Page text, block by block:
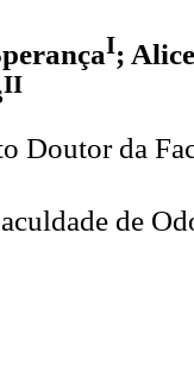
I;
II
Doutor da
de